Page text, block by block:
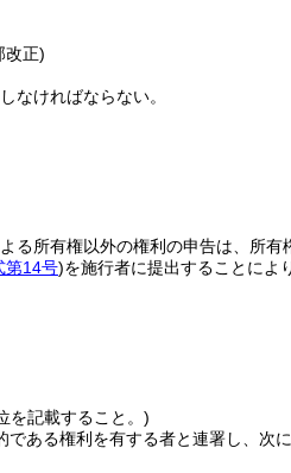
改正)
なければならない。
る所有権以外の権利の申告は、所有
第14号)を施行者に提出することによ
を記載すること。)
ある権利を有する者と連署し、次